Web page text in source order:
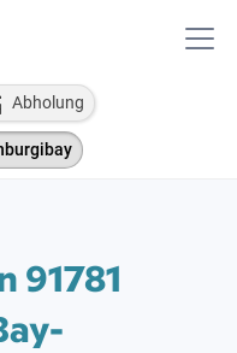
Abholung
91781